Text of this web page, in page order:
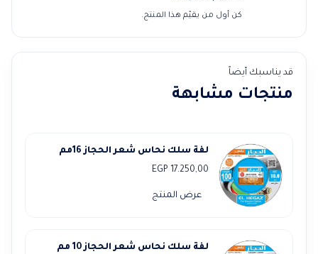
كن أول من يقيّم هذا المنتج.
قد يناسبك أيضاً
منتجات مشابهة
لفة سلك نحاس شعر الحجاز 16مم
17.250,00
EGP
عرض المنتج
لفة سلك نحاس شعر الحجاز 10 مم